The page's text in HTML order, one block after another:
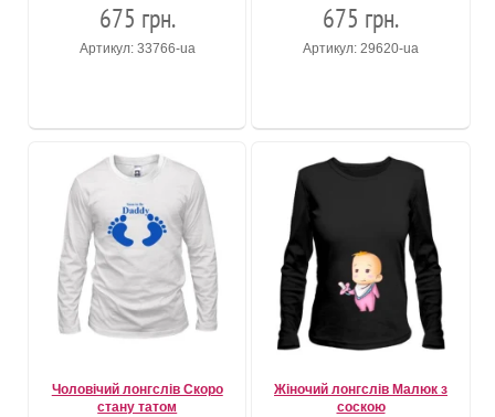
675 грн.
Артикул: 33766-ua
675 грн.
Артикул: 29620-ua
Чоловічий лонгслів Скоро
стану татом
Жіночий лонгслів Малюк з
соскою